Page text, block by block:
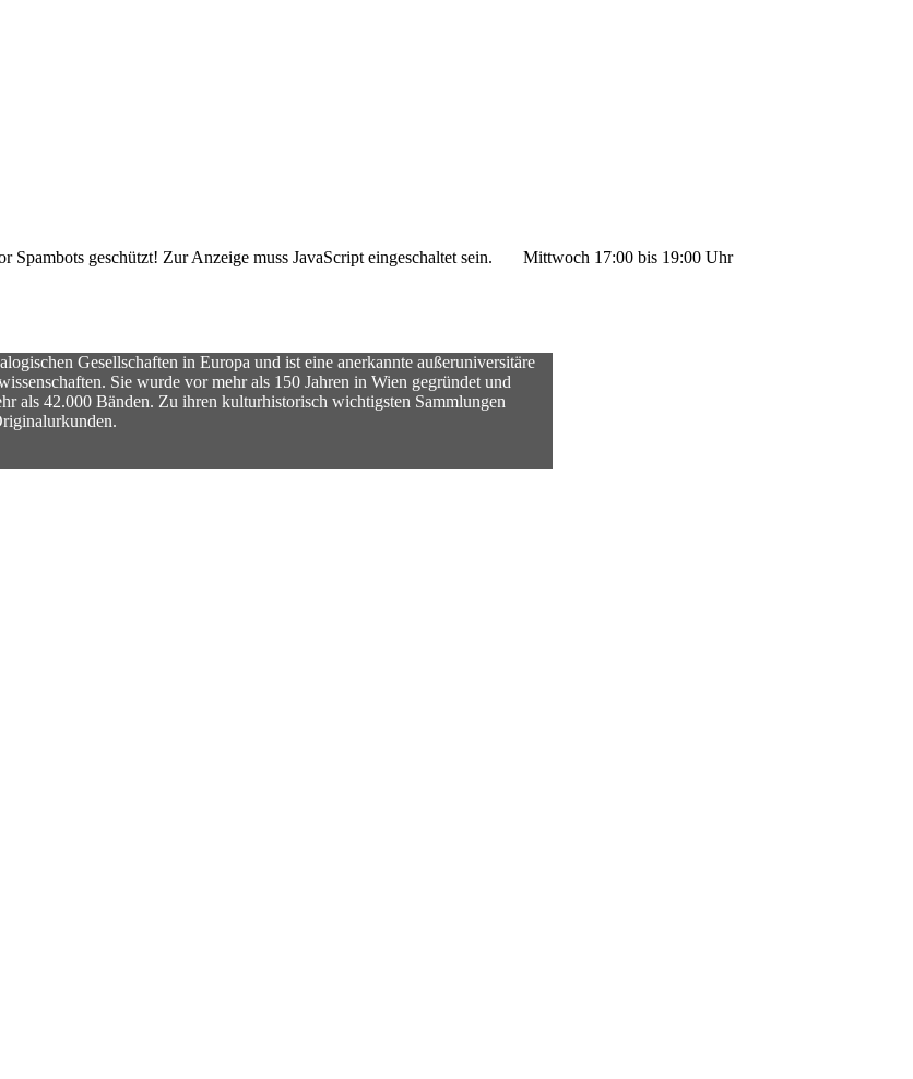
Spambots geschützt! Zur Anzeige muss JavaScript eingeschaltet sein. Mittwoch 17:00 bis 19:00 Uhr
Gesellschaften in Europa und ist eine anerkannte außeruniversitäre
Sie wurde vor mehr als 150 Jahren in Wien gegründet und
als 42.000 Bänden. Zu ihren kulturhistorisch wichtigsten Sammlungen